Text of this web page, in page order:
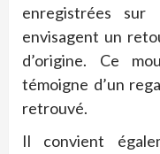
enregistrées sur
envisagent un
d’origine. Ce
témoigne d’un
retrouvé.
Il convient